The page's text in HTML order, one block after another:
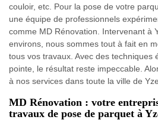
couloir, etc. Pour la pose de votre
une équipe de professionnels
comme MD Rénovation. Intervenant à
environs, nous sommes tout à fait en
tous vos travaux. Avec des techniques
pointe, le résultat reste impeccable.
à nos services dans toute la ville de
MD Rénovation : votre
travaux de pose de parquet à